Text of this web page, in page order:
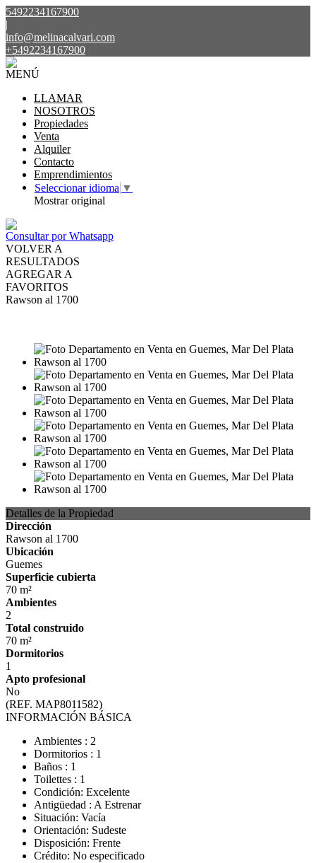
5492234167900
|
info@melinacalvari.com
+5492234167900
MENÚ
LLAMAR
NOSOTROS
Propiedades
Venta
Alquiler
Contacto
Emprendimientos
Seleccionar idioma ▼
Mostrar original
Consultar por Whatsapp
VOLVER A
RESULTADOS
AGREGAR A
FAVORITOS
Rawson al 1700
Detalles de la Propiedad
Dirección
Rawson al 1700
Ubicación
Guemes
Superficie cubierta
70 m²
Ambientes
2
Total construido
70 m²
Dormitorios
1
Apto profesional
No
(REF. MAP8011582)
INFORMACIÓN BÁSICA
Ambientes : 2
Dormitorios : 1
Baños : 1
Toilettes : 1
Condición: Excelente
Antigüedad : A Estrenar
Situación: Vacía
Orientación: Sudeste
Disposición: Frente
Crédito: No especificado